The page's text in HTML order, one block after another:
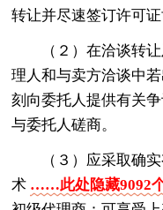
转让并尽速签订许可证
（２）在洽谈转
理人和与卖方洽谈中
刻向委托人提供有关
与委托人磋商。
（３）应采取确
术 ……此处隐藏9092